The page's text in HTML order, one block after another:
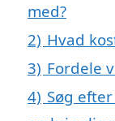
med?
2) Hvad
3) Fordele
4) Søg